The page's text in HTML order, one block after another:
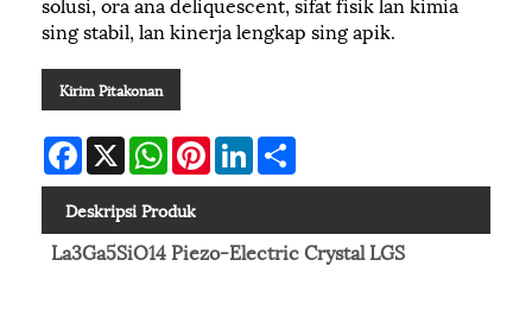
sing stabil, lan kinerja lengkap sing apik.
Kirim Pitakonan
Facebook
X WhatsAppPinterestLinkedIn
Deskripsi Produk
La3Ga5SiO14 Piezo-Electric Crystal LGS